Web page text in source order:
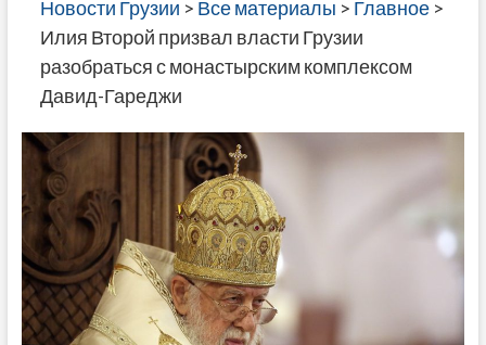
САЙТЕ
t
Новости Грузии > Все материалы > Главное>
Илия Второй призвал власти Грузии
разобраться с монастырским комплексом
Давид-Гареджи